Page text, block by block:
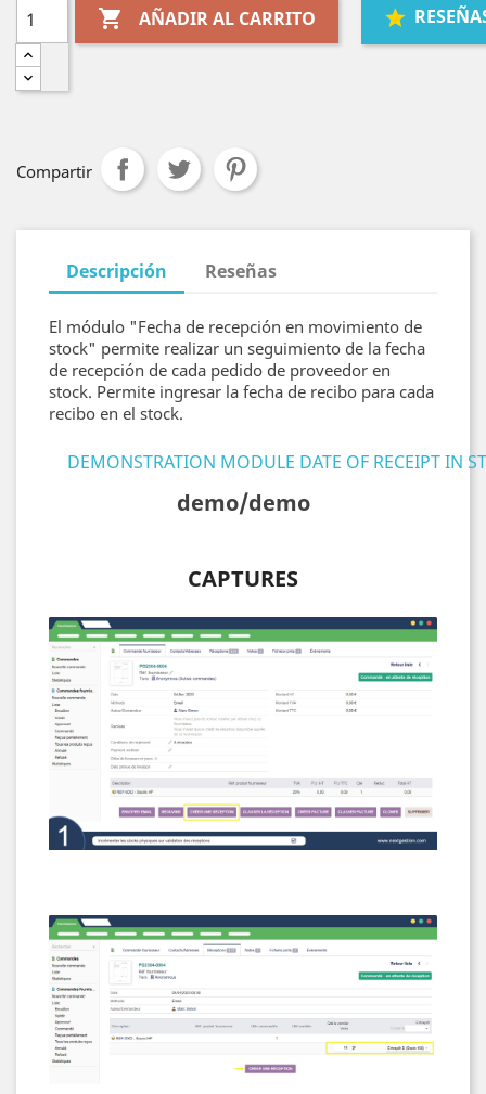
 AÑADIR AL CARRITO
Compartir
Descripción Reseñas
El módulo "Fecha de recepción en movimiento de
stock" permite realizar un seguimiento de la fecha
de recepción de cada pedido de proveedor en
stock. Permite ingresar la fecha de recibo para cada
recibo en el stock.
DEMONSTRATION MODULE DATE OF RECEIPT IN
demo/demo
CAPTURES